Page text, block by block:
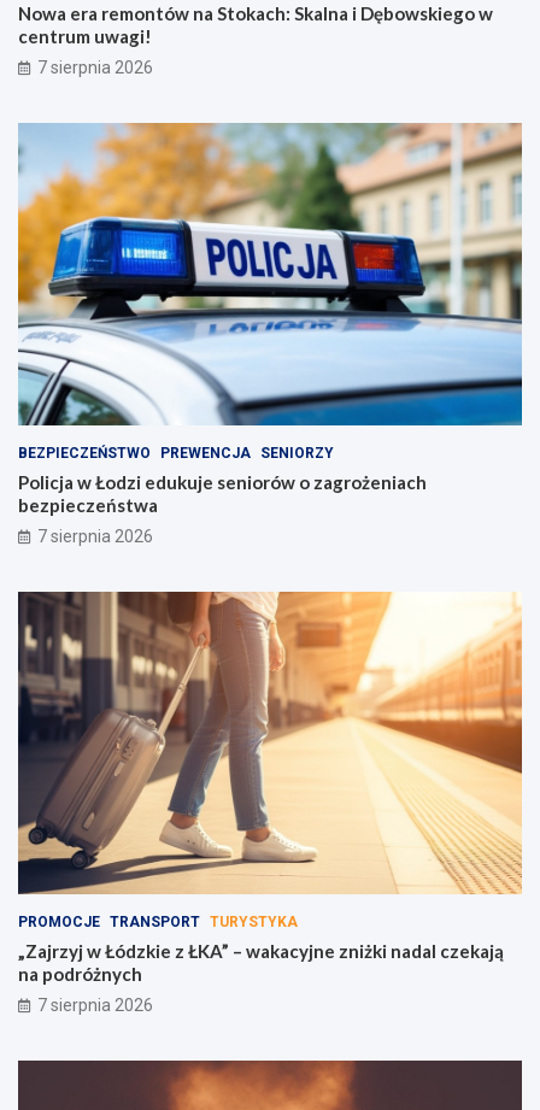
Nowa era remontów na Stokach: Skalna i Dębowskiego w
centrum uwagi!
7 sierpnia 2026
BEZPIECZEŃSTWO PREWENCJA SENIORZY
Policja w Łodzi edukuje seniorów o zagrożeniach
bezpieczeństwa
7 sierpnia 2026
PROMOCJE TRANSPORT TURYSTYKA
„Zajrzyj w Łódzkie z ŁKA” – wakacyjne zniżki nadal czekają
na podróżnych
7 sierpnia 2026